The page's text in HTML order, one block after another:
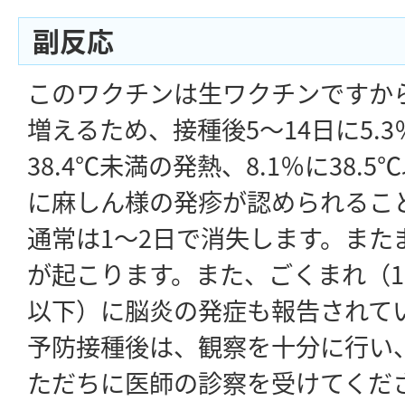
副反応
このワクチンは生ワクチンです
増えるため、接種後5～14日に
38.4℃未満の発熱、8.1％に
に麻しん様の発疹が認められるこ
通常は1～2日で消失します。ま
が起こります。また、ごくまれ（
以下）に脳炎の発症も報告されて
予防接種後は、観察を十分に行
ただちに医師の診察を受けてくだ